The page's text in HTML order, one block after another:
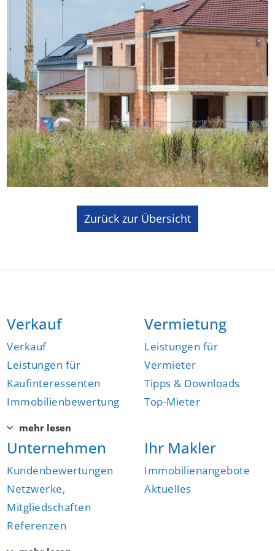
Zurück zur Übersicht
Verkauf
Verkauf
Leistungen für
Kaufinteressenten
Immobilienbewertung
Vermietung
Leistungen für
Vermieter
Tipps & Downloads
Top-Mieter
Unternehmen
Kundenbewertungen
Netzwerke,
Mitgliedschaften
Referenzen
Ihr Makler
Immobilienangebote
Aktuelles